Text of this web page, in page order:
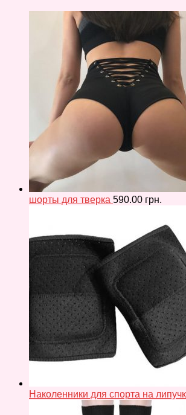
шорты для тверка 590.00 грн.
Наколенники для спорта на